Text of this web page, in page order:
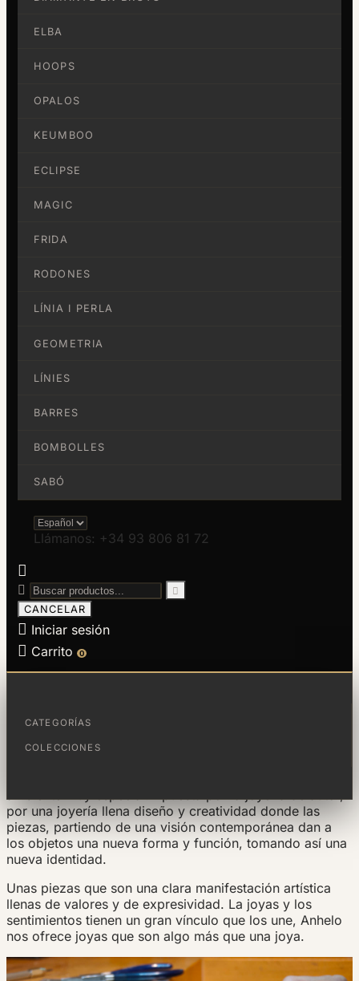
CATEGORÍAS
COLECCIONES
ELBA
HOOPS
OPALOS
KEUMBOO
ECLIPSE
MAGIC
FRIDA
RODONES
LÍNIA I PERLA
GEOMETRIA
LÍNIES
BARRES
BOMBOLLES
SABÓ
Llámanos: +34 93 806 81 72



CANCELAR
 Iniciar sesión
 Carrito 0
artesanal
por una joyería llena diseño y creatividad donde las
piezas, partiendo de una visión contemporánea dan a
los objetos una nueva forma y función, tomando así una
nueva identidad.
Unas piezas que son una clara manifestación artística
llenas de valores y de expresividad. La joyas y los
sentimientos tienen un gran vínculo que los une, Anhelo
nos ofrece joyas que son algo más que una joya.